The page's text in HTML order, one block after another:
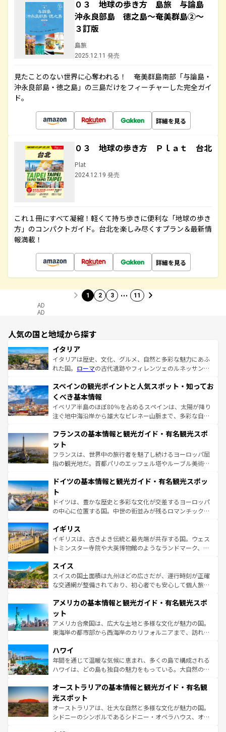
０３ 地球の歩き方 島旅 与論島
沖永良部島 徳之島～奄美群島②～
３訂版
島旅
2025.12.11 発売
見たことのない世界に心奪われる！ 奄美群島南部「与論島・
沖永良部島・徳之島」の三島だけをフィーチャーした完全ガイ
ド。
詳細を見る
０３ 地球の歩き方 Ｐｌａｔ 台北
Plat
2024.12.19 発売
これ１冊にすべて凝縮！軽くて持ち歩きに便利な「地球の歩き
方」のコンパクトガイド。台北を楽しみ尽くすプラン＆最新情
報満載！
詳細を見る
1 2 3 … 11
AD
AD
人気の国と地域から探す
イタリア
イタリアは歴史、文化、グルメ、自然と多彩な魅力にあふ
れた国。 ローマの古代遺跡やフィレンツェのルネッサンス
ろん、トスカーナの美しい田園風景やアマルフィ海岸の絶
景など、自然景観も見逃せない。観光の合間には、本場の
ピザやパスタなど、絶品のイタリア料理を堪能することも
できる。朝目覚めてから夜眠るまで、すべての瞬間を楽し
なお、新着のイタリア情報はコンテンツ一覧を参照してほ
しい。
スペインの観光ポイントと人気スポット・知ってお
くべき基本情報
イベリア半島のほぼ80％を占めるスペインは、太陽が降り
注ぐ地中海沿岸から雄大なピレネー山脈まで、多彩な自然
文化が根付くこの国では、情熱的なフラメンコ、熱気あふ
れる闘牛、そして美味しいタパスが生活の一部となってい
る。首都マドリードの洗練された雰囲気や、バルセロナの
アートに溢れた街角から、地方では古代ローマ遺跡や中世
せる。地方によって風土や気候が異なるスペインはその個
ンテンツ一覧 を参照してほしい。
フランスの基本情報と観光ガイド・有名観光スポ
ット
フランスは、世界中の旅行者を魅了し続けるヨーロッパ屈
指の観光地だ。首都パリのエッフェル塔やルーブル美術館
で、幅広い魅力が詰まっている。華麗な宮殿、歴史的な大
聖堂、美しいビーチ、そして豊かな自然が、訪れる者を心
から魅了する。また、フランスは美食の国としても知ら
れ、フランス料理はユネスコ無形文化遺産にも登録されて
香り高いラベンダー畑など、多彩な楽しみ方が可能だ。さ
らに、パリ以外の地域にも魅力が溢れており、どの街角に
も豊かな歴史と文化が息づいている。パリ以外の個性あふ
を参照してほしい。
ドイツの基本情報と観光ガイド・有名観光スポッ
ト
ドイツは、豊かな歴史と多彩な文化が交差するヨーロッパ
の中心に位置する国。中世の街並みが残るロマンチック街
顔を持つこの国は、どこを歩いても飽きることがない。ベ
ルリンの文化的活気、バイエルン州のアルプスの絶景、そ
してライン川沿いのワイン畑といった風景は必見。ビール
は、お酒好きな人にはぜひ体験してほしい。 なお、新着の
ドイツ情報はコンテンツ一覧を参照してほしい。
イギリス
イギリスは、古きよき伝統と最先端が共存する国。ウェス
トミンスター寺院や大英博物館のようなランドマーク、歴
リアごとに異なる魅力がある。また、優雅なアフタヌーン
ティー、ビール好きにはたまらない英国パブ、サッカー観
戦など、本場だからこそできる体験も豊富。イギリスを旅
ンツ一覧を参照してほしい。
スイス
スイスの国土面積は九州ほどの広さだが、運行時刻が正確
な交通網が整備されており、初心者でも安心して個人旅行
の建物がそのまま残る町や、スイスならではのユニークな
博物館もあり、アルプス観光だけでなく町歩きも満喫する
ことができる。国民の所得が高いため物価も高いが、旅行
者向けの交通パス提供のサービスもあり、うまく活用すれ
着のスイス情報は
アメリカの基本情報と観光ガイド・有名観光スポ
ット
アメリカ合衆国は、広大な土地と多様な文化が魅力の国。
東海岸の都市部から西海岸のカリフォルニアまで、訪れる
のような巨大都市は、観光、ショッピング、エンターテイ
ンメントが詰まった刺激的なスポットだ。一方、アメリカ
西部には大自然が広がり、グランドキャニオンやイエロー
部のニューオーリンズでは、音楽と美食が融合した独特の
文化が魅力。旅行者はアメリカの各地域で異なる魅力を楽
しみながら、その多様性と豊かな歴史を感じることができ
るだろう。車でのロードトリップや列車の旅も、アメリカ
ハワイ
年間を通じて温暖な気候に恵まれ、多くの島で構成される
ハワイは、どの島も独自の魅力をもっている。大自然の神
ワイ島は見逃せない。また、定番の観光地といえばオアフ
島だが、静かな自然を求めるならマウイ島やカウアイ島が
おすすめ。エメラルドグリーンに輝く海をはじめ、豊かな
文化や歴史が息づいている。「アロハスピリット」と呼ば
オーストラリアの基本情報と観光ガイド・有名観
光スポット
オーストラリアは、壮大な自然と多様な文化が魅力の国。
シドニーのシンボルであるシドニー・オペラハウス、オー